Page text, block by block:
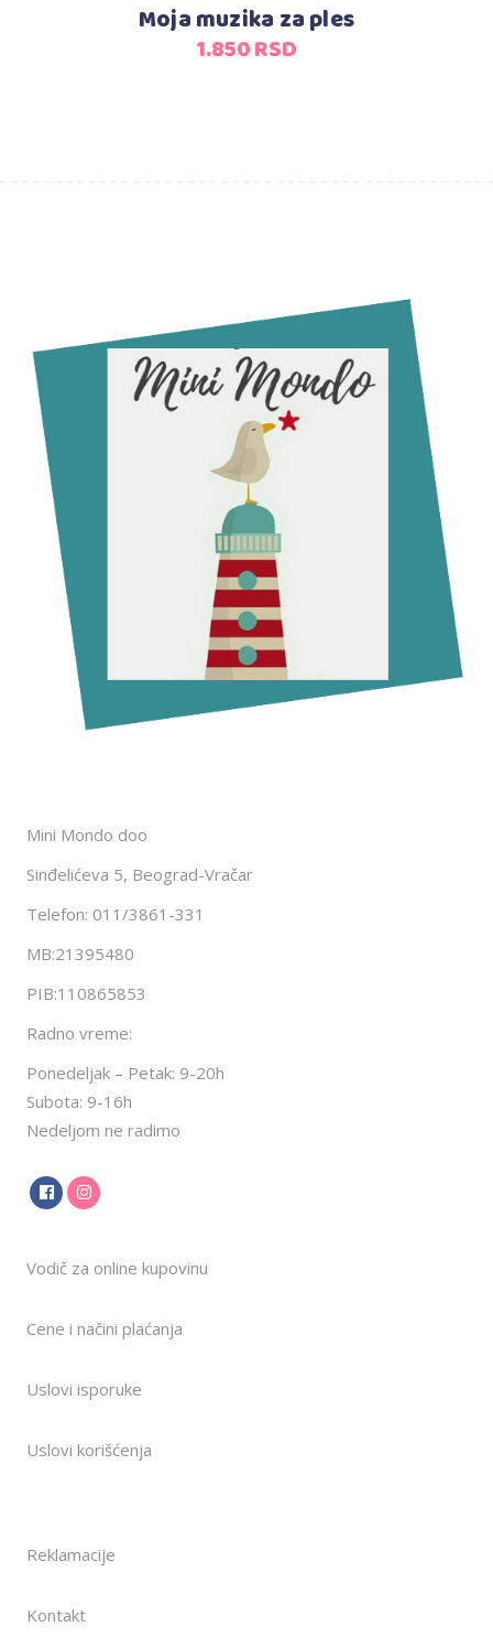
Moja muzika za ples
1.850RSD
Mini Mondo doo
Sinđelićeva 5, Beograd-Vračar
Telefon: 011/3861-331
MB:21395480
PIB:110865853
Radno vreme:
Ponedeljak – Petak: 9-20h
Subota: 9-16h
Nedeljom ne radimo
Vodič za online kupovinu
Cene i načini plaćanja
Uslovi isporuke
Uslovi korišćenja
Reklamacije
Kontakt